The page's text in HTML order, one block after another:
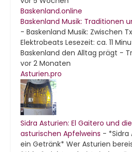
Baskenland.online
Baskenland Musik: Traditionen
- Baskenland Musik: Zwischen
Elektrobeats Lesezeit: ca. 11
Baskenland den Alltag prägt -
vor 2 Monaten
Asturien.pro
Sidra Asturien: El Gaitero und
asturischen Apfelweins - *Sidra
ein Getränk* Wer Asturien